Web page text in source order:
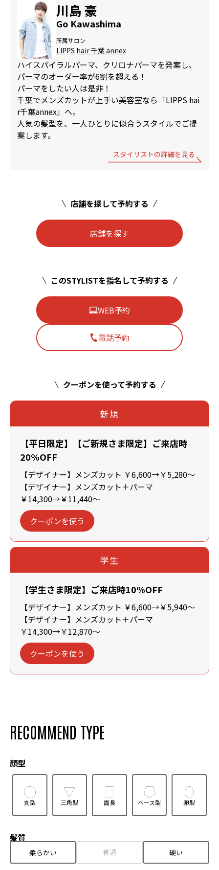
川島 豪
Go Kawashima
所属サロン
LIPPS hair 千葉 annex
ハイスパイラルパーマ、クリロナパーマを発案し、
パーマのオーダー率が6割を超える！
パーマをしたい人は是非！
千葉でメンズカットが上手い美容室なら「LIPPS hai
r千葉annex」へ。
人気の髪型を、一人ひとりに似合うスタイルでご提
案します。
スタイリストの詳細を見る
店舗を探して予約する
店舗を探す
このSTYLISTを指名して予約する
WEB予約
電話予約
クーポンを使って予約する
新規
【平日限定】【ご新規さま限定】ご来店時
20%OFF
【デザイナー】メンズカット ￥6,600→￥5,280～
【デザイナー】メンズカット＋パーマ
￥14,300→￥11,440～
クーポンを使う
学生
【学生さま限定】ご来店時10%OFF
【デザイナー】メンズカット ￥6,600→￥5,940～
【デザイナー】メンズカット＋パーマ
￥14,300→￥12,870～
クーポンを使う
RECOMMEND TYPE
顔型
丸型 三角型 面長 ベース型 卵型
髪質
柔らかい 普通 硬い